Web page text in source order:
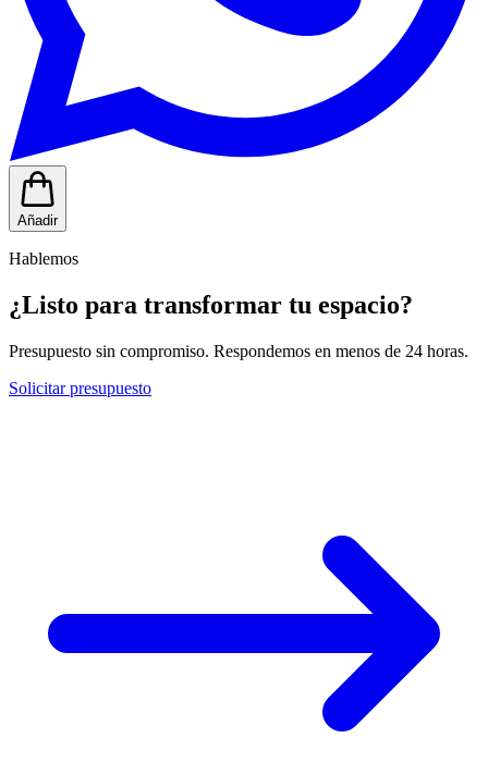
Añadir
Hablemos
¿Listo para transformar tu espacio?
Presupuesto sin compromiso. Respondemos en menos de 24 horas.
Solicitar presupuesto